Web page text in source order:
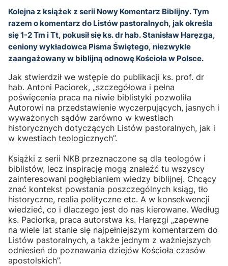
Kolejna z książek z serii Nowy Komentarz Biblijny. Tym
razem o komentarz do Listów pastoralnych, jak określa
się 1-2 Tm i Tt, pokusił się ks. dr hab. Stanisław Haręzga,
ceniony wykładowca Pisma Świętego, niezwykle
zaangażowany w biblijną odnowę Kościoła w Polsce.
Jak stwierdził we wstępie do publikacji ks. prof. dr
hab. Antoni Paciorek, „szczegółowa i pełna
poświęcenia praca na niwie biblistyki pozwoliła
Autorowi na przedstawienie wyczerpujących, jasnych i
wyważonych sądów zarówno w kwestiach
historycznych dotyczących Listów pastoralnych, jak i
w kwestiach teologicznych”.
Książki z serii NKB przeznaczone są dla teologów i
biblistów, lecz inspirację mogą znaleźć tu wszyscy
zainteresowani pogłębianiem wiedzy biblijnej. Chcący
znać kontekst powstania poszczególnych ksiąg, tło
historyczne, realia polityczne etc. A w konsekwencji
wiedzieć, co i dlaczego jest do nas kierowane. Według
ks. Paciorka, praca autorstwa ks. Haręzgi „zapewne
na wiele lat stanie się najpełniejszym komentarzem do
Listów pastoralnych, a także jednym z ważniejszych
odniesień do poznawania dziejów Kościoła czasów
apostolskich”.